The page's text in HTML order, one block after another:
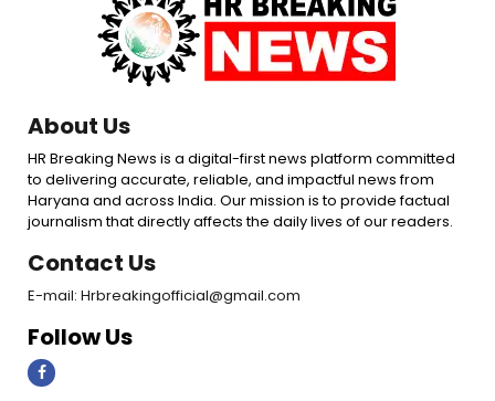
About Us
HR Breaking News is a digital-first news platform committed
to delivering accurate, reliable, and impactful news from
Haryana and across India. Our mission is to provide factual
journalism that directly affects the daily lives of our readers.
Contact Us
E-mail: Hrbreakingofficial@gmail.com
Follow Us